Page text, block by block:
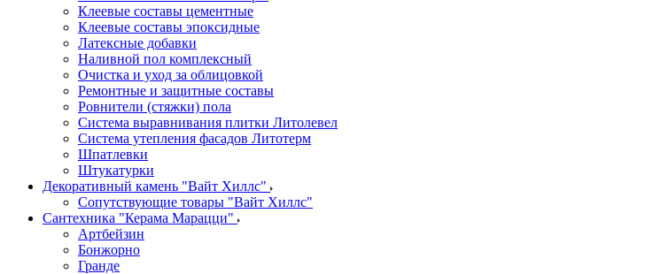
Клеевые составы цементные
Клеевые составы эпоксидные
Латексные добавки
Наливной пол комплексный
Очистка и уход за облицовкой
Ремонтные и защитные составы
Ровнители (стяжки) пола
Система выравнивания плитки Литолевел
Система утепления фасадов Литотерм
Шпатлевки
Штукатурки
Декоративный камень "Вайт Хиллс"
Сопутствующие товары "Вайт Хиллс"
Сантехника "Керама Марацци"
Артбейзин
Бонжорно
Гранде